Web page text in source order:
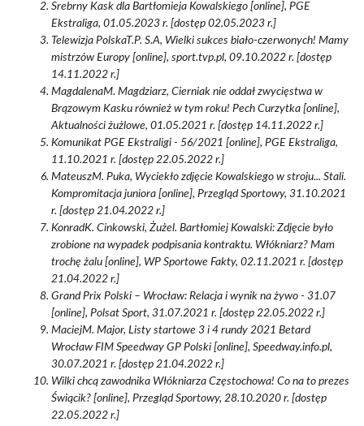
Srebrny Kask dla Bartłomieja Kowalskiego [online], PGE
Ekstraliga, 01.05.2023 r. [dostęp 02.05.2023 r.]
Telewizja PolskaT.P. S.A, Wielki sukces biało-czerwonych! Mamy
mistrzów Europy [online], sport.tvp.pl, 09.10.2022 r. [dostęp
14.11.2022 r.]
MagdalenaM. Magdziarz, Cierniak nie oddał zwycięstwa w
Brązowym Kasku również w tym roku! Pech Curzytka [online],
Aktualności żużlowe, 01.05.2021 r. [dostęp 14.11.2022 r.]
Komunikat PGE Ekstraligi - 56/2021 [online], PGE Ekstraliga,
11.10.2021 r. [dostęp 22.05.2022 r.]
MateuszM. Puka, Wyciekło zdjęcie Kowalskiego w stroju... Stali.
Kompromitacja juniora [online], Przegląd Sportowy, 31.10.2021
r. [dostęp 21.04.2022 r.]
KonradK. Cinkowski, Żużel. Bartłomiej Kowalski: Zdjęcie było
zrobione na wypadek podpisania kontraktu. Włókniarz? Mam
trochę żalu [online], WP Sportowe Fakty, 02.11.2021 r. [dostęp
21.04.2022 r.]
Grand Prix Polski – Wrocław: Relacja i wynik na żywo - 31.07
[online], Polsat Sport, 31.07.2021 r. [dostęp 22.05.2022 r.]
MaciejM. Major, Listy startowe 3 i 4 rundy 2021 Betard
Wrocław FIM Speedway GP Polski [online], Speedway.info.pl,
30.07.2021 r. [dostęp 21.04.2022 r.]
Wilki chcą zawodnika Włókniarza Częstochowa! Co na to prezes
Świącik? [online], Przegląd Sportowy, 28.10.2020 r. [dostęp
22.05.2022 r.]